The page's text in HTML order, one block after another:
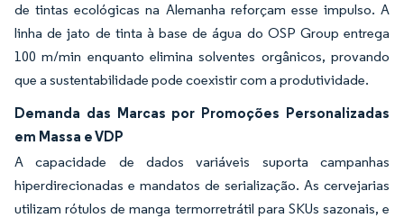
de tintas ecológicas na Alemanha reforçam esse impulso. A
linha de jato de tinta à base de água do OSP Group entrega
100 m/min enquanto elimina solventes orgânicos, provando
que a sustentabilidade pode coexistir com a produtividade.
Demanda das Marcas por Promoções Personalizadas
em Massa e VDP
A capacidade de dados variáveis suporta campanhas
hiperdirecionadas e mandatos de serialização. As cervejarias
utilizam rótulos de manga termorretrátil para SKUs sazonais, e